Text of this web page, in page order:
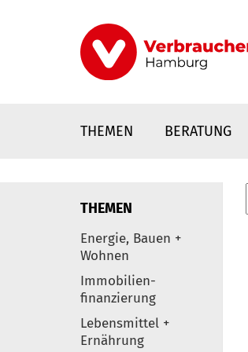
THEMEN BERATUNG
Elemente
THEMEN
Energie, Bauen +
Wohnen
Immobilien-
finanzierung
Lebensmittel +
Ernährung